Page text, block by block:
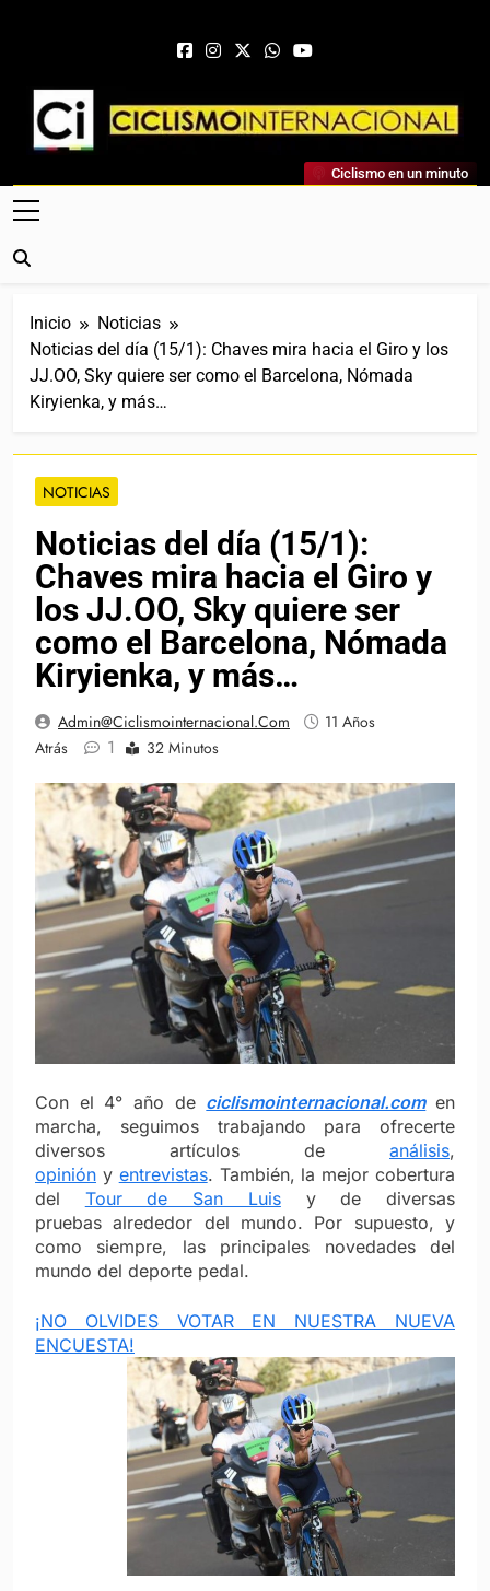
Ciclismo Internacional
Web Dedicada Al Ciclismo Mundial. Entrevistas, Análisis,
Crónicas, Previas Y Más. La Web Ciclista De Referencia.
Ciclismo en un minuto
Inicio
Noticias
Noticias del día (15/1): Chaves mira hacia el Giro y los
JJ.OO, Sky quiere ser como el Barcelona, Nómada
Kiryienka, y más…
NOTICIAS
Noticias del día (15/1):
Chaves mira hacia el Giro y
los JJ.OO, Sky quiere ser
como el Barcelona, Nómada
Kiryienka, y más…
Admin@ciclismointernacional.com
11 Años
Atrás
1 32 Minutos
Con el 4° año de ciclismointernacional.com en
marcha, seguimos trabajando para ofrecerte
diversos artículos de análisis,
opinión y entrevistas. También, la mejor cobertura
del Tour de San Luisy de diversas
pruebas alrededor del mundo. Por supuesto, y
como siempre, las principales novedades del
mundo del deporte pedal.
¡NO OLVIDES VOTAR EN NUESTRA NUEVA
ENCUESTA!